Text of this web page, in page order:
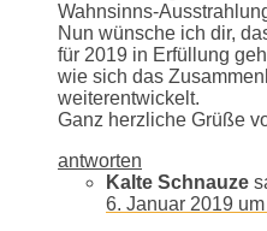
Wahnsinns-
Nun wünsche ich dir,
für 2019 in Erfüllung
wie sich das
weiterentwickelt.
Ganz herzliche Grüße
antworten
Kalte Schnauze
6. Januar 2019